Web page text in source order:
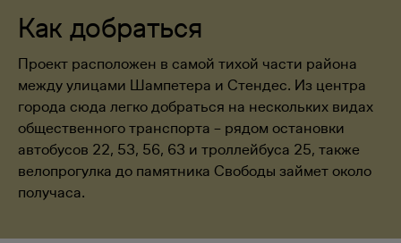
Как добраться
Проект расположен в самой тихой части района
между улицами Шампетера и Стендес. Из центра
города сюда легко добраться на нескольких видах
общественного транспорта – рядом остановки
автобусов 22, 53, 56, 63 и троллейбуса 25, также
велопрогулка до памятника Свободы займет около
получаса.